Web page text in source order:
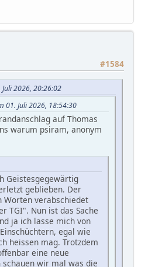
#1584
2026, 20:26:02
01. Juli 2026, 18:54:30
auf Thomas
warum psiram, anonym
Geistesgegewärtig
geblieben. Der
Worten verabschiedet
TGI". Nun ist das Sache
ja ich lasse mich von
egal wie
heissen mag. Trotzdem
eine neue
schauen wir mal was die